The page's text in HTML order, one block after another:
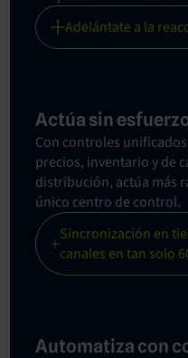
Adelántate a la
Actúa sin
Con controles
precios, inventario y de
distribución, actúa más
único centro de control.
Sincronización en
canales en tan solo
Automatiza con